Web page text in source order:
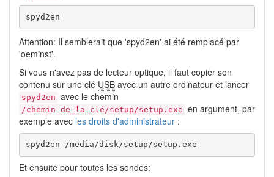
spyd2en
Attention: Il semblerait que 'spyd2en' ai été remplacé par
'oeminst'.
Si vous n'avez pas de lecteur optique, il faut copier son
contenu sur une clé USB avec un autre ordinateur et lancer
spyd2en avec le chemin
/chemin_de_la_clé/setup/setup.exe en argument, par
exemple avec les droits d'administrateur :
spyd2en /media/disk/setup/setup.exe
Et ensuite pour toutes les sondes: